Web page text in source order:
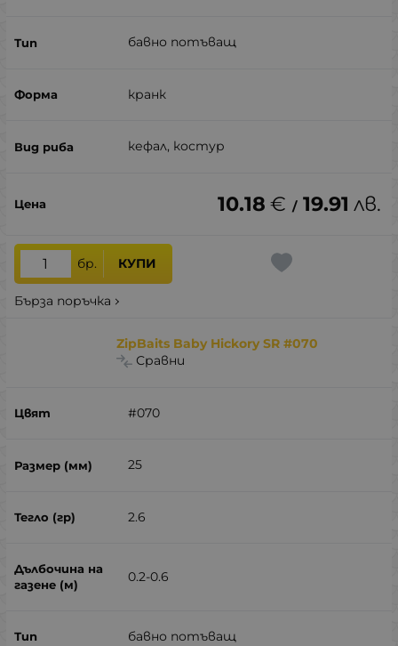
бавно потъващ
кранк
кефал, костур
10.18 € / 19.91 лв.
бр. КУПИ
Бърза поръчка
ZipBaits Baby Hickory SR #070
Сравни
#070
25
2.6
0.2-0.6
бавно потъващ